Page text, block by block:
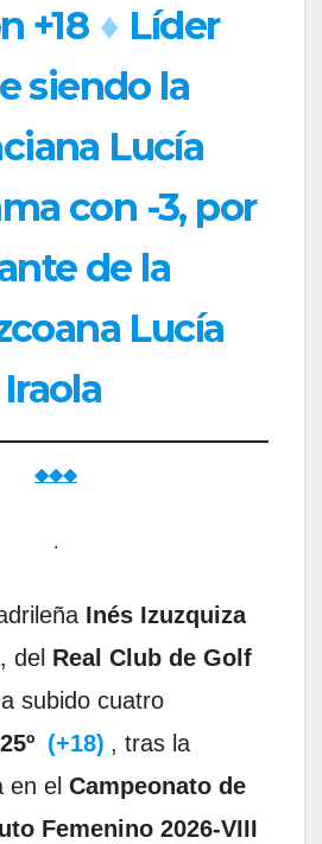
+18 ♦ Líder
siendo la
Lucía
con -3, por
de la
Lucía
Iraola
◆◆◆
.
Inés Izuzquiza
, del Real Club de Golf
subido cuatro
25º (+18) , tras la
en el Campeonato de
Femenino 2026-VIII